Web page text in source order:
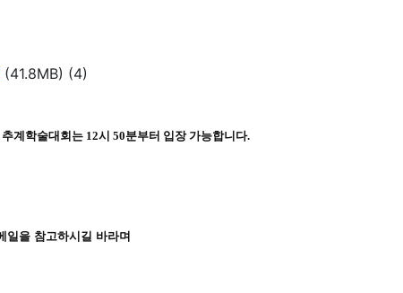
(41.8MB) (4)
계학술대회는 12시 50분부터 입장 가능합니다.
일을 참고하시길 바라며